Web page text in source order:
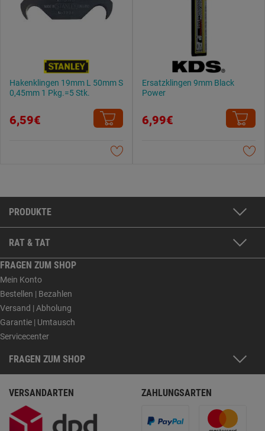
Hakenklingen 19mm L 50mm S
0,45mm 1 Pkg.=5 Stk.
6,59€
Ersatzklingen 9mm Black
Power
6,99€
PRODUKTE
RAT & TAT
FRAGEN ZUM SHOP
Mein Konto
Bestellen | Bezahlen
Versand | Abholung
Garantie | Umtausch
Servicecenter
FRAGEN ZUM SHOP
VERSANDARTEN ZAHLUNGSARTEN